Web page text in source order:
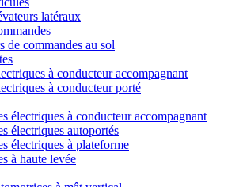
latéraux
de commandes au sol
à conducteur accompagnant
à conducteur porté
électriques à conducteur accompagnant
électriques autoportés
électriques à plateforme
à haute levée